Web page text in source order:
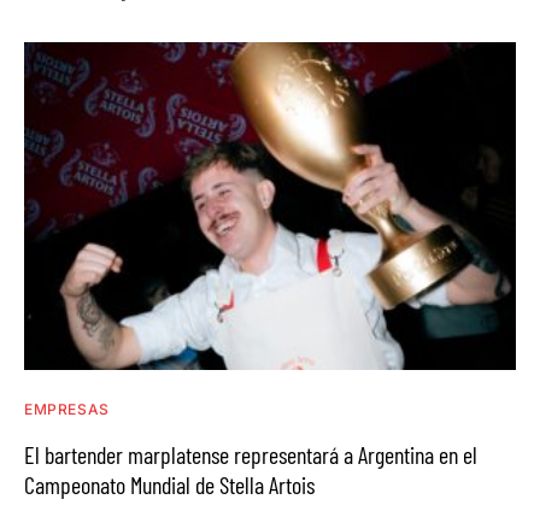
EMPRESAS
El bartender marplatense representará a Argentina en el
Campeonato Mundial de Stella Artois